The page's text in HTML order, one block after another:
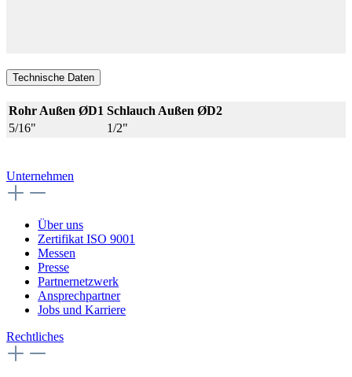
Technische Daten
Rohr Außen ØD1 Schlauch Außen ØD2
5/16"
1/2"
Unternehmen
Über uns
Zertifikat ISO 9001
Messen
Presse
Partnernetzwerk
Ansprechpartner
Jobs und Karriere
Rechtliches